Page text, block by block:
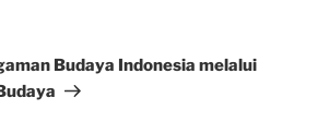
Budaya Indonesia melalui